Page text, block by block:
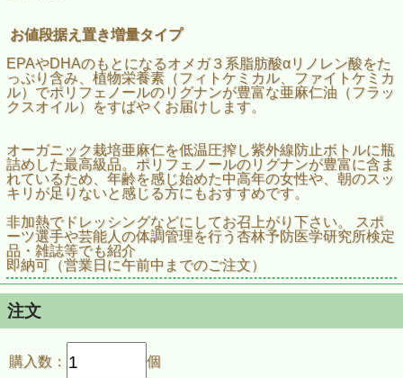
お値段据え置き増量タイプ
EPAやDHAのもとになるオメガ３系脂肪酸αリノレン酸をた
っぷり含み、植物栄養素（フィトケミカル、ファイトケミカ
ル）でポリフェノールのリグナンが豊富な亜麻仁油（フラッ
クスオイル）をすばやくお届けします。
オーガニック栽培亜麻仁を低温圧搾し紫外線防止ボトルに瓶
詰めした最高級品。ポリフェノールのリグナンが豊富に含ま
れているため、年齢を感じ始めた中高年の女性や、朝のスッ
キリが足りないと感じる方にもおすすめです。
非加熱でドレッシングなどにしてお召上がり下さい。 スポ
ーツ選手や芸能人の体調管理を行う杏林予防医学研究所検定
品・雑誌等でも紹介
即納可（営業日に午前中までのご注文）
注文
購入数： 個